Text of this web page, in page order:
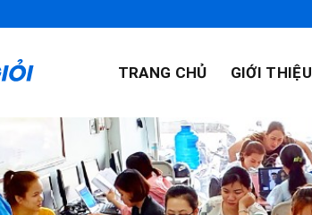
TRANG CHỦ GIỚI THIỆU